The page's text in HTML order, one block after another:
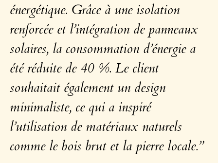
énergétique. Grâce à une isolation
renforcée et l’intégration de panneaux
solaires, la consommation d’énergie a
été réduite de 40 %. Le client
souhaitait également un design
minimaliste, ce qui a inspiré
l’utilisation de matériaux naturels
comme le bois brut et la pierre locale.”